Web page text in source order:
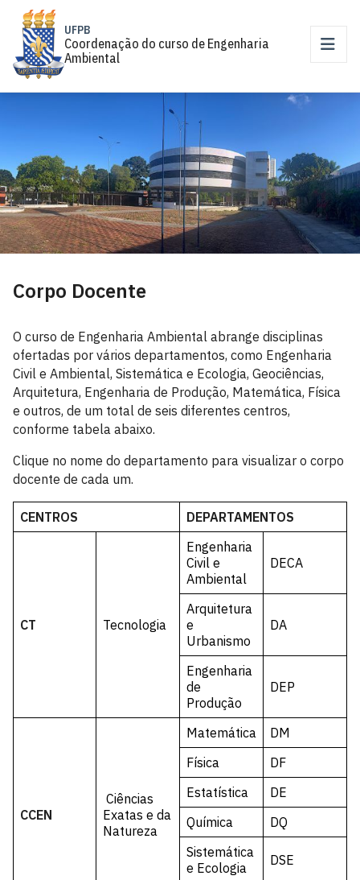
UFPB
Coordenação do curso de Engenharia
Ambiental
Corpo Docente
O curso de Engenharia Ambiental abrange disciplinas
ofertadas por vários departamentos, como Engenharia
Civil e Ambiental, Sistemática e Ecologia, Geociências,
Arquitetura, Engenharia de Produção, Matemática, Física
e outros, de um total de seis diferentes centros,
conforme tabela abaixo.
Clique no nome do departamento para visualizar o corpo
docente de cada um.
CENTROS DEPARTAMENTOS
CT Tecnologia
Engenharia
Civil e
Ambiental
DECA
Arquitetura
e
Urbanismo
DA
Engenharia
de
Produção
DEP
CCEN
Ciências
Exatas e da
Natureza
Matemática
DM
Física
DF
Estatística
DE
Química
DQ
Sistemática
e Ecologia
DSE